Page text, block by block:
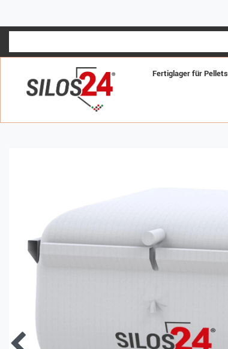
Fertiglager für Pellets